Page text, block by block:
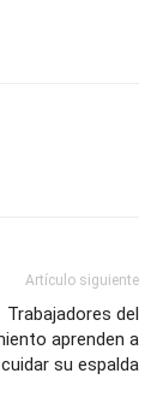
Artículo siguiente
Trabajadores del
aprenden a
cuidar su espalda